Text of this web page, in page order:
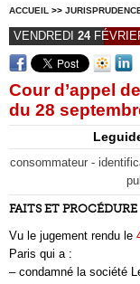
ACCUEIL >>
VENDREDI 24
Cour d’appel
du 28
consommateur -
FAITS ET PROCÉDURE
Vu le jugement rendu le
Paris qui a :
– condamné la société